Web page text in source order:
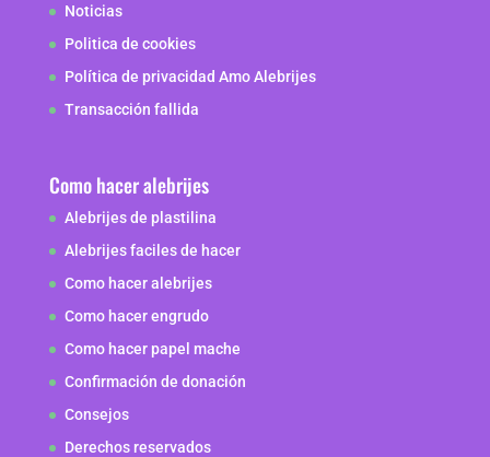
Noticias
Politica de cookies
Política de privacidad Amo Alebrijes
Transacción fallida
Como hacer alebrijes
Alebrijes de plastilina
Alebrijes faciles de hacer
Como hacer alebrijes
Como hacer engrudo
Como hacer papel mache
Confirmación de donación
Consejos
Derechos reservados